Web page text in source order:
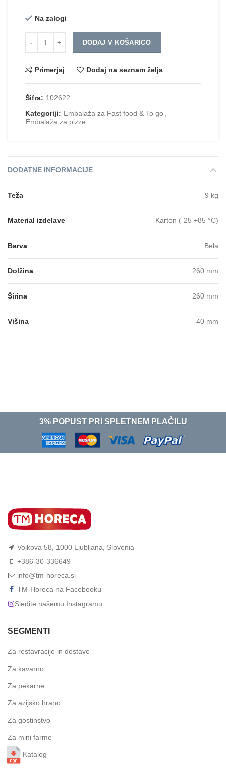
Na zalogi
DODAJ V KOŠARICO
Primerjaj Dodaj na seznam želja
Šifra: 102622
Kategoriji: Embalaža za Fast food & To go
Embalaža za pizze
DODATNE INFORMACIJE
Teža 9 kg
Material izdelave Karton (-25 +85 °C)
Barva Bela
Dolžina 260 mm
Širina 260 mm
Višina 40 mm
3% POPUST PRI SPLETNEM PLAČILU
Vojkova 58, 1000 Ljubljana, Slovenia
+386-30-336649
info@tm-horeca.si
TM-Horeca na Facebooku
Sledite našemu Instagramu
SEGMENTI
Za restavracije in dostave
Za kavarno
Za pekarne
Za azijsko hrano
Za gostinstvo
Za mini farme
Katalog